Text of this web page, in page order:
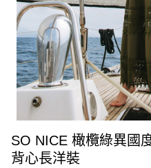
SO NICE 橄欖綠異國
背心長洋裝